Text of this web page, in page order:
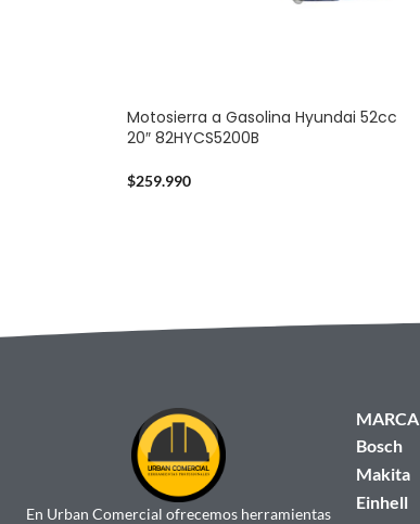
Motosierra a Gasolina Hyundai 52cc
20″ 82HYCS5200B
$259.990
En Urban Comercial ofrecemos herramientas
MARCA
Bosch
Makita
Einhell